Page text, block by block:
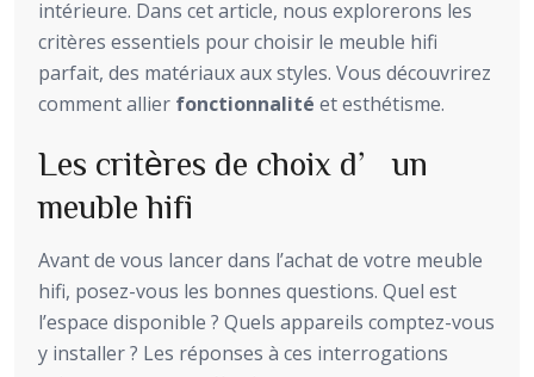
intérieure. Dans cet article, nous explorerons les
critères essentiels pour choisir le meuble hifi
parfait, des matériaux aux styles. Vous découvrirez
comment allier fonctionnalité et esthétisme.
Les critères de choix d’un
meuble hifi
Avant de vous lancer dans l’achat de votre meuble
hifi, posez-vous les bonnes questions. Quel est
l’espace disponible ? Quels appareils comptez-vous
y installer ? Les réponses à ces interrogations